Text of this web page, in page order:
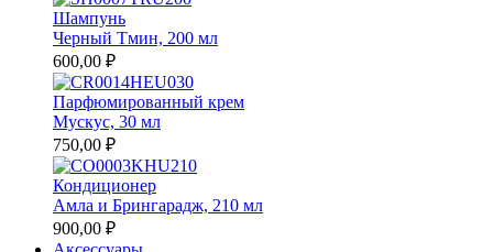
Шампунь
Черный Тмин, 200 мл
600,00 ₽
Парфюмированный крем
Мускус, 30 мл
750,00 ₽
Кондиционер
Амла и Брингарадж, 210 мл
900,00 ₽